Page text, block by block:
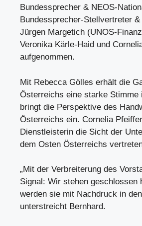
Bundessprecher & NEOS-
Bundessprecher-Stellvertreter
Jürgen Margetich (UNOS-
Veronika Kärle-Haid und
aufgenommen.
Mit Rebecca Gölles erhält die
Österreichs eine starke Stimme
bringt die Perspektive des
Österreichs ein. Cornelia
Dienstleisterin die Sicht der
dem Osten Österreichs
„Mit der Verbreiterung des
Signal: Wir stehen geschlossen
werden sie mit Nachdruck in
unterstreicht Bernhard.